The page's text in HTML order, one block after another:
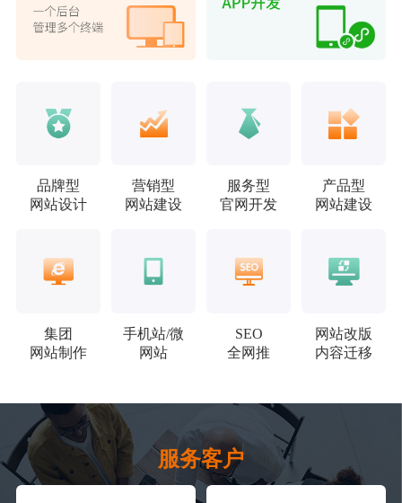
品牌型
网站设计
营销型
网站建设
服务型
官网开发
产品型
网站建设
集团
网站制作
手机站/微
网站
SEO
全网推
网站改版
内容迁移
服务客户